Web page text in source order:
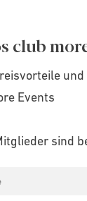
club
Events
sind